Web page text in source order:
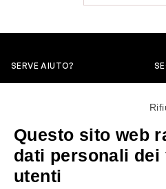
SERVE AIUTO?
servizioclienti@rossiprofumi.it
SERVIZIO CLIENTI
Questo sito web
dati personali
utenti